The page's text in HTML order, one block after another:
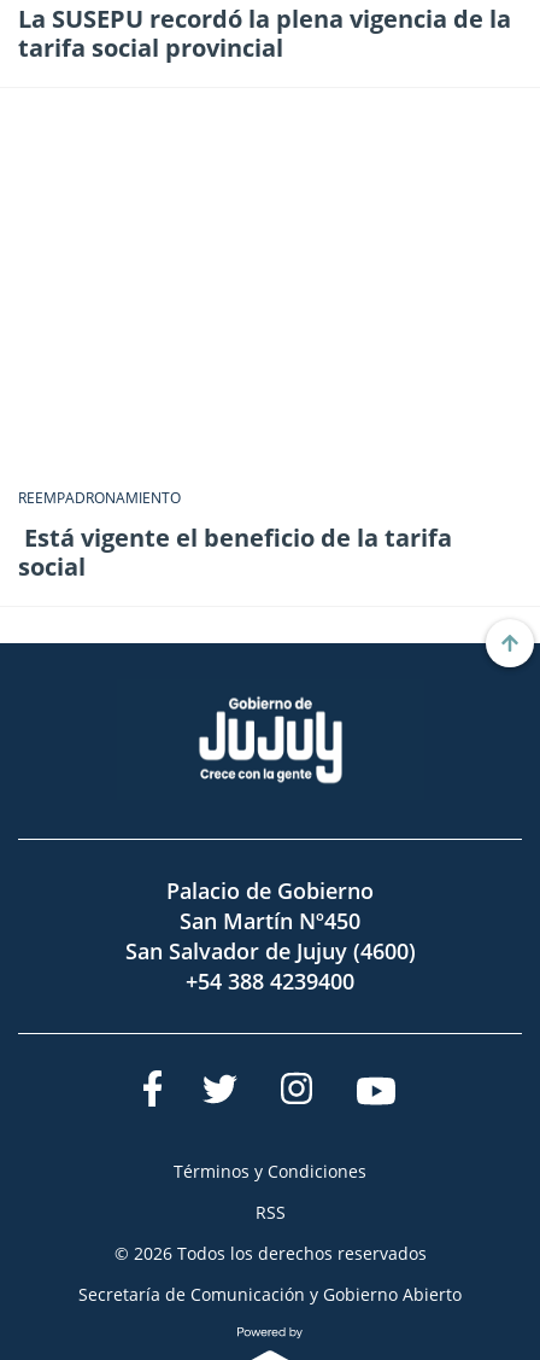
La SUSEPU recordó la plena vigencia de la
tarifa social provincial
REEMPADRONAMIENTO
Está vigente el beneficio de la tarifa
social
Palacio de Gobierno
San Martín Nº450
San Salvador de Jujuy (4600)
+54 388 4239400
Términos y Condiciones
RSS
© 2026 Todos los derechos reservados
Secretaría de Comunicación y Gobierno Abierto